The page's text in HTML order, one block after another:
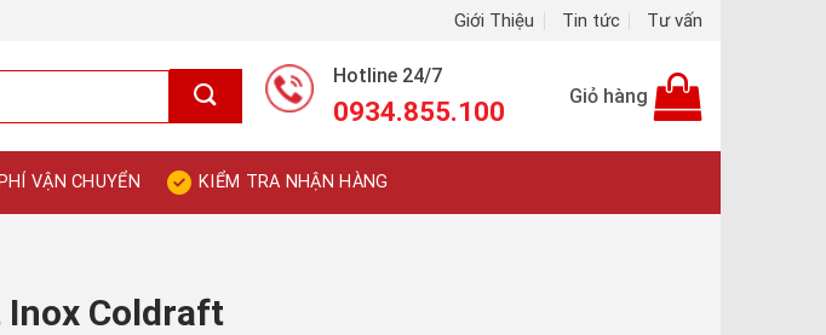
Giới Thiệu Tin tức Tư vấn
Hotline 24/7
0934.855.100 Giỏ hàng
VẬN CHUYỂN KIỂM TRA NHẬN HÀNG
Inox Coldraft